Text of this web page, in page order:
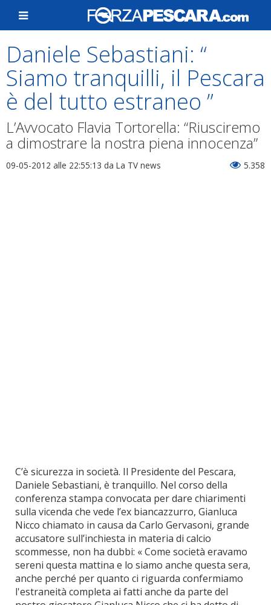
Daniele Sebastiani: “
Siamo tranquilli, il Pescara
è del tutto estraneo ”
L’Avvocato Flavia Tortorella: “Riusciremo
a dimostrare la nostra piena innocenza”
09-05-2012 alle 22:55:13 da La TV news 5.358
C’è sicurezza in società. Il Presidente del Pescara,
Daniele Sebastiani, è tranquillo. Nel corso della
conferenza stampa convocata per dare chiarimenti
sulla vicenda che vede l’ex biancazzurro, Gianluca
Nicco chiamato in causa da Carlo Gervasoni, grande
accusatore sull’inchiesta in materia di calcio
scommesse, non ha dubbi: « Come società eravamo
sereni questa mattina e lo siamo anche questa sera,
anche perché per quanto ci riguarda confermiamo
l'estraneità completa ai fatti anche da parte del